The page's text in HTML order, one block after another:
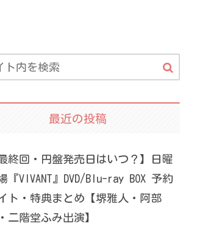
最近の投稿
最終回・円盤発売日はいつ？】日曜
『VIVANT』DVD/Blu-ray BOX 予約
ト・特典まとめ【堺雅人・阿部
二階堂ふみ出演】